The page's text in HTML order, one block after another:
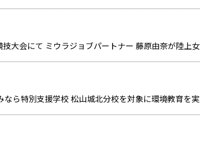
なら特別支援学校 松山城北分校を対象に環境教育を